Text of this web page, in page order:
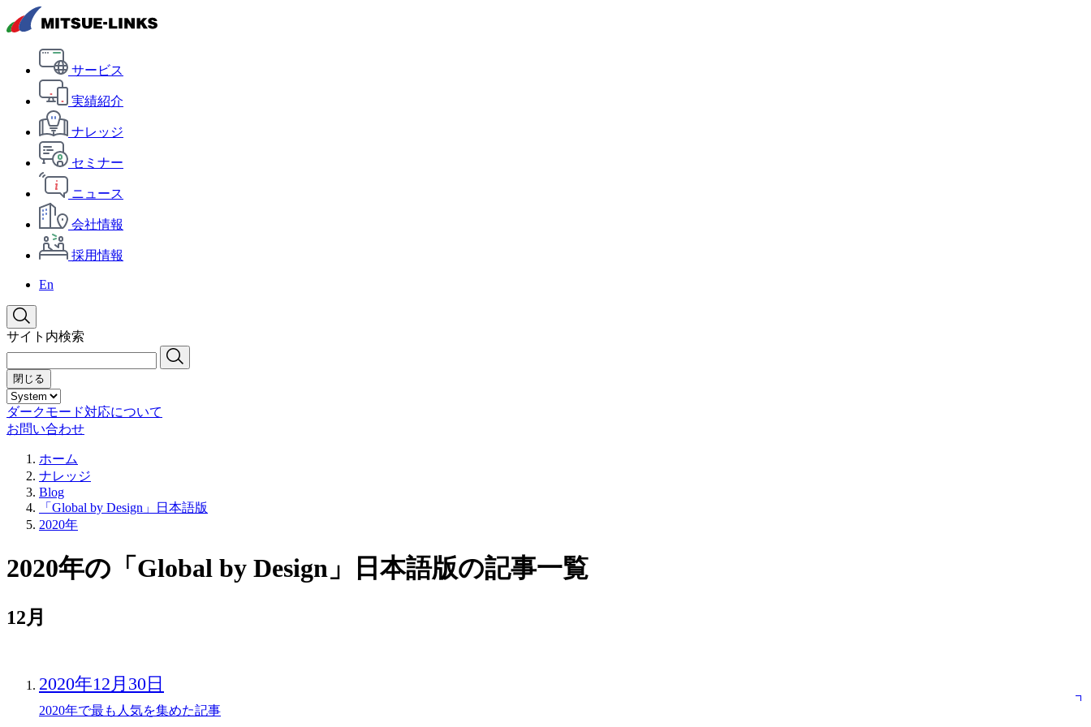
サービス
実績紹介
ナレッジ
セミナー
ニュース
会社情報
採用情報
En
サイト内検索
閉じる
ダークモード対応について
お問い合わせ
ホーム
ナレッジ
Blog
「Global by Design」日本語版
2020年
2020年の「Global by Design」日本語版の記事一覧
12月
2020年12月30日
2020年で最も人気を集めた記事